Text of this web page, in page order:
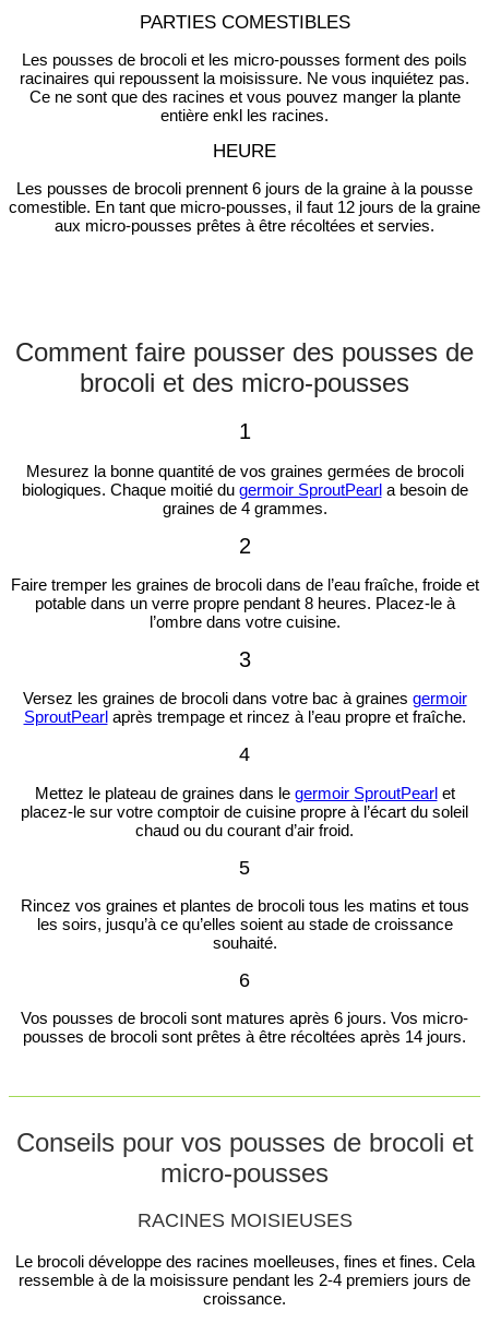
PARTIES COMESTIBLES
Les pousses de brocoli et les micro-pousses forment des poils
racinaires qui repoussent la moisissure. Ne vous inquiétez pas.
Ce ne sont que des racines et vous pouvez manger la plante
entière enkl les racines.
HEURE
Les pousses de brocoli prennent 6 jours de la graine à la pousse
comestible. En tant que micro-pousses, il faut 12 jours de la graine
aux micro-pousses prêtes à être récoltées et servies.
Comment faire pousser des pousses de
brocoli et des micro-pousses
1
Mesurez la bonne quantité de vos graines germées de brocoli
biologiques. Chaque moitié du germoir SproutPearla besoin de
graines de 4 grammes.
2
Faire tremper les graines de brocoli dans de l’eau fraîche, froide et
potable dans un verre propre pendant 8 heures. Placez-le à
l’ombre dans votre cuisine.
3
Versez les graines de brocoli dans votre bac à graines germoir
SproutPearlaprès trempage et rincez à l’eau propre et fraîche.
4
Mettez le plateau de graines dans le germoir SproutPearlet
placez-le sur votre comptoir de cuisine propre à l’écart du soleil
chaud ou du courant d’air froid.
5
Rincez vos graines et plantes de brocoli tous les matins et tous
les soirs, jusqu’à ce qu’elles soient au stade de croissance
souhaité.
6
Vos pousses de brocoli sont matures après 6 jours. Vos micro-
pousses de brocoli sont prêtes à être récoltées après 14 jours.
Conseils pour vos pousses de brocoli et
micro-pousses
RACINES MOISIEUSES
Le brocoli développe des racines moelleuses, fines et fines. Cela
ressemble à de la moisissure pendant les 2-4 premiers jours de
croissance.